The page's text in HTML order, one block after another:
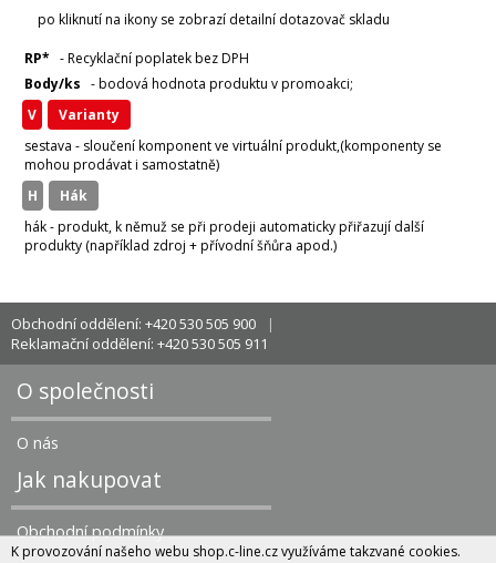
po kliknutí na ikony se zobrazí detailní dotazovač skladu
RP* - Recyklační poplatek bez DPH
Body/ks - bodová hodnota produktu v promoakci;
v
varianty
sestava - sloučení komponent ve virtuální produkt,(komponenty se
mohou prodávat i samostatně)
H
hák
hák - produkt, k němuž se při prodeji automaticky přiřazují další
produkty (například zdroj + přívodní šňůra apod.)
Obchodní oddělení: +420 530 505 900
Reklamační oddělení: +420 530 505 911
O společnosti
O nás
Jak nakupovat
Obchodní podmínky
K provozování našeho webu shop.c-line.cz využíváme takzvané cookies.